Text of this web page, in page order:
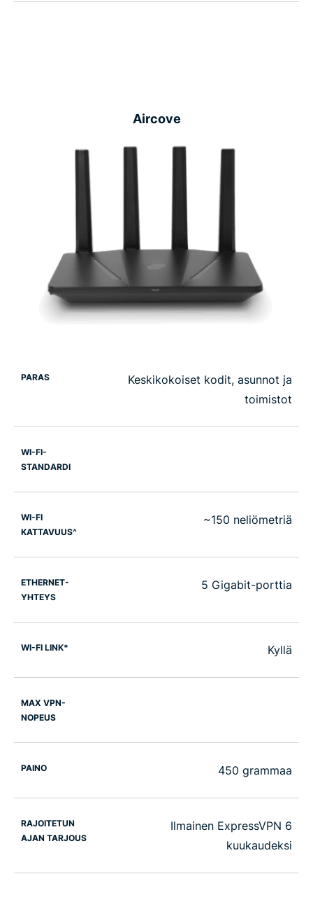
Aircove
PARAS
Keskikokoiset kodit, asunnot ja
toimistot
WI-FI-
STANDARDI
WI-FI
KATTAVUUS^
~150 neliömetriä
ETHERNET-
YHTEYS
5 Gigabit-porttia
WI-FI LINK* Kyllä
MAX VPN-
NOPEUS
PAINO 450 grammaa
RAJOITETUN
AJAN TARJOUS
Ilmainen ExpressVPN 6
kuukaudeksi